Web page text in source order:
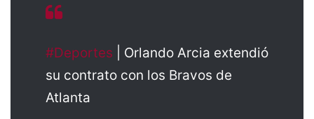
#Deportes | Orlando Arcia extendió
su contrato con los Bravos de
Atlanta